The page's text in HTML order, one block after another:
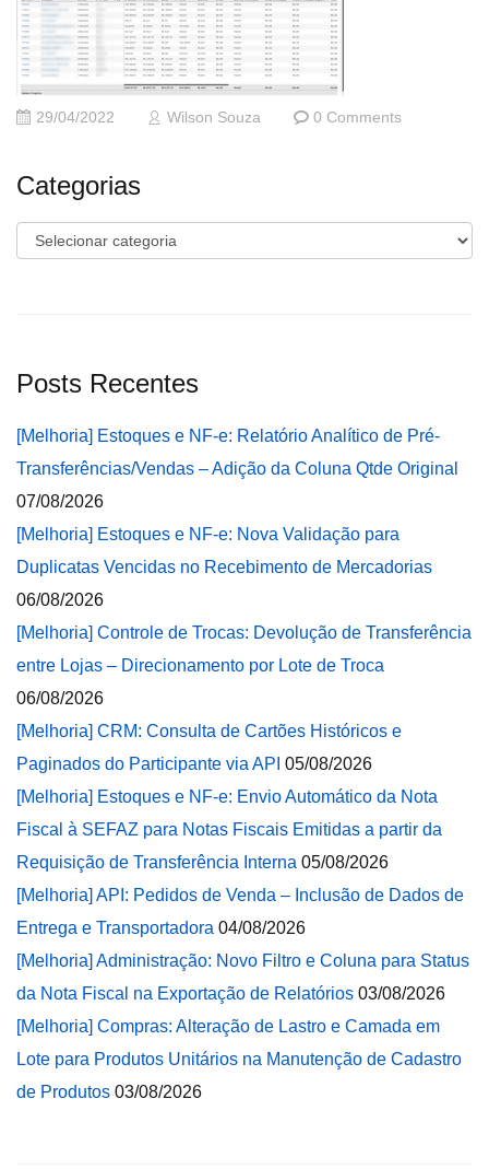
29/04/2022 Wilson Souza 0 Comments
Categorias
Categorias
Posts Recentes
[Melhoria] Estoques e NF-e: Relatório Analítico de Pré-
Transferências/Vendas – Adição da Coluna Qtde Original
07/08/2026
[Melhoria] Estoques e NF-e: Nova Validação para
Duplicatas Vencidas no Recebimento de Mercadorias
06/08/2026
[Melhoria] Controle de Trocas: Devolução de Transferência
entre Lojas – Direcionamento por Lote de Troca
06/08/2026
[Melhoria] CRM: Consulta de Cartões Históricos e
Paginados do Participante via API 05/08/2026
[Melhoria] Estoques e NF-e: Envio Automático da Nota
Fiscal à SEFAZ para Notas Fiscais Emitidas a partir da
Requisição de Transferência Interna 05/08/2026
[Melhoria] API: Pedidos de Venda – Inclusão de Dados de
Entrega e Transportadora 04/08/2026
[Melhoria] Administração: Novo Filtro e Coluna para Status
da Nota Fiscal na Exportação de Relatórios 03/08/2026
[Melhoria] Compras: Alteração de Lastro e Camada em
Lote para Produtos Unitários na Manutenção de Cadastro
de Produtos 03/08/2026